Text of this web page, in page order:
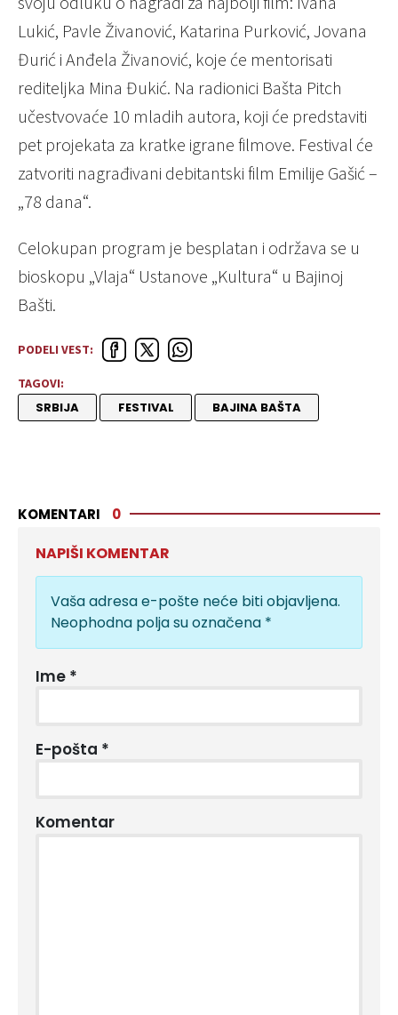
Lukić, Pavle Živanović, Katarina Purković, Jovana
Đurić i Anđela Živanović, koje će mentorisati
rediteljka Mina Đukić. Na radionici Bašta Pitch
učestvovaće 10 mladih autora, koji će predstaviti
pet projekata za kratke igrane filmove. Festival će
zatvoriti nagrađivani debitantski film Emilije Gašić –
„78 dana“.
Celokupan program je besplatan i održava se u
bioskopu „Vlaja“ Ustanove „Kultura“ u Bajinoj
Bašti.
PODELI VEST:
TAGOVI:
SRBIJA FESTIVAL BAJINA BAŠTA
KOMENTARI 0
NAPIŠI KOMENTAR
Vaša adresa e-pošte neće biti objavljena.
Neophodna polja su označena *
Ime *
E-pošta *
Komentar